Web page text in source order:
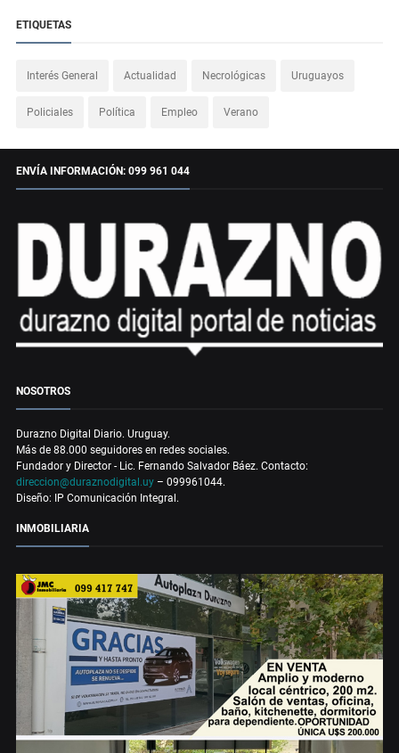
ETIQUETAS
Interés General Actualidad Necrológicas Uruguayos
Policiales Política Empleo Verano
ENVÍA INFORMACIÓN: 099 961 044
NOSOTROS
Durazno Digital Diario. Uruguay.
Más de 88.000 seguidores en redes sociales.
Fundador y Director - Lic. Fernando Salvador Báez. Contacto:
direccion@duraznodigital.uy – 099961044.
Diseño: IP Comunicación Integral.
INMOBILIARIA